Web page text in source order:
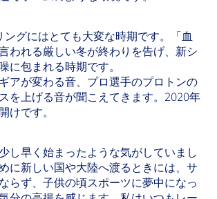
ングにはとても大変な時期です。「血
われる厳しい冬が終わりを告げ、新シ
に包まれる時期です。
アが変わる音、プロ選手のプロトンの
を上げる音が聞こえてきます。2020年
けです。
し早く始まったような気がしていまし
に新しい国や大陸へ渡るときには、サ
らず、子供の頃スポーツに夢中になっ